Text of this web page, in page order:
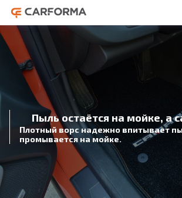
Пыль остаётся на мойке, а
Плотный ворс надежно впитывает
промывается на мойке.